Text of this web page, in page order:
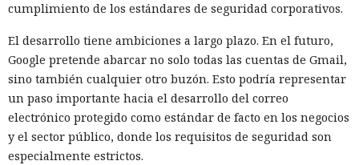
cumplimiento de los estándares de seguridad corporativos.
El desarrollo tiene ambiciones a largo plazo. En el futuro,
Google pretende abarcar no solo todas las cuentas de Gmail,
sino también cualquier otro buzón. Esto podría representar
un paso importante hacia el desarrollo del correo
electrónico protegido como estándar de facto en los negocios
y el sector público, donde los requisitos de seguridad son
especialmente estrictos.